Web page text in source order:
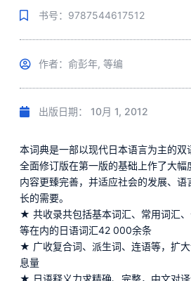
书号：9787544617512
作者：俞彭年, 等编
出版日期： 10月 1, 2012
本词典是一部以现代日本语言为主的双
全面修订版在第一版的基础上作了大幅
内容更臻完善，并适应社会的发展、
长的需要。
★ 共收录共包括基本词汇、常用词汇
等在内的日语词汇42 000余条
★ 广收复合词、派生词、连语等，扩
息量